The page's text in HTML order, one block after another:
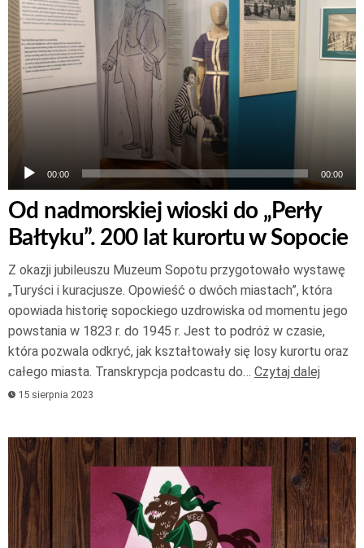
dźwiękowych
00:00 00:00
Od nadmorskiej wioski do „Perły
Bałtyku”. 200 lat kurortu w Sopocie
Z okazji jubileuszu Muzeum Sopotu przygotowało wystawę
„Turyści i kuracjusze. Opowieść o dwóch miastach”, która
opowiada historię sopockiego uzdrowiska od momentu jego
powstania w 1823 r. do 1945 r. Jest to podróż w czasie,
która pozwala odkryć, jak kształtowały się losy kurortu oraz
całego miasta. Transkrypcja podcastu do… Czytaj dalej
15 sierpnia 2023
Odtwarzacz
plików
dźwiękowych